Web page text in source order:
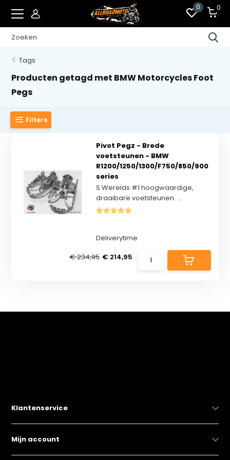
0 0
Tags
Producten getagd met BMW Motorcycles Foot
Pegs
Filters
Pivot Pegz - Brede
voetsteunen - BMW
R1200/1250/1300/F750/850/900
series
S Werelds #1 hoogwaardige,
draaibare voetsteunen. ...
Deliverytime
€ 234,95 € 214,95
Klantenservice
Mijn account